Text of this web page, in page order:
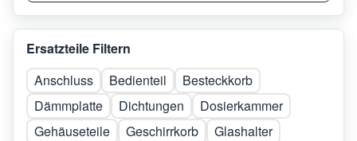
Ersatzteile Filtern
Anschluss
Bedienteil
Besteckkorb
Dämmplatte
Dichtungen
Dosierkammer
Gehäuseteile
Geschirrkorb
Glashalter